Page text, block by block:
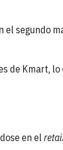
el segundo
de Kmart, lo
en el